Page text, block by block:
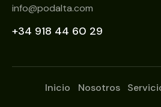
info@podalta.com
+34 918 44 60 29
Inicio Nosotros